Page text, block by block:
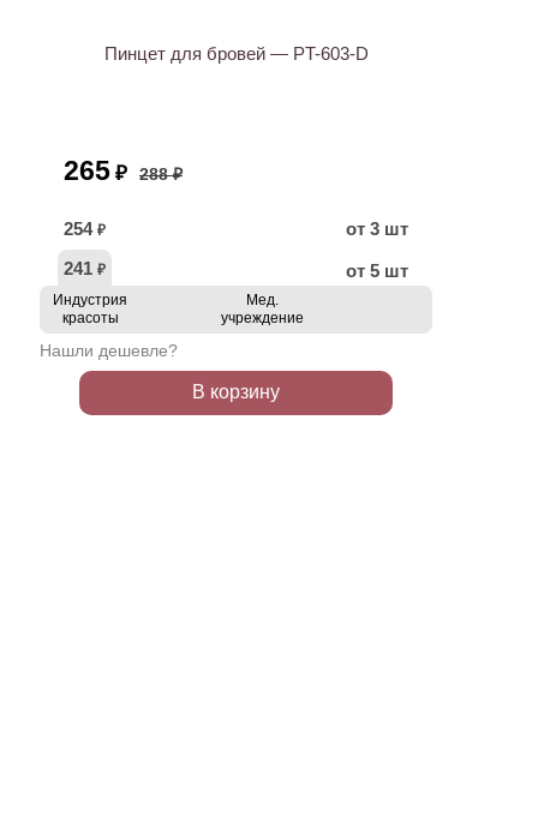
Пинцет для бровей — PT-603-D
265 ₽ 288 ₽
254 ₽
от 3 шт
241 ₽ от 5 шт
Индустрия
красоты
Мед.
учреждение
Нашли дешевле?
В корзину